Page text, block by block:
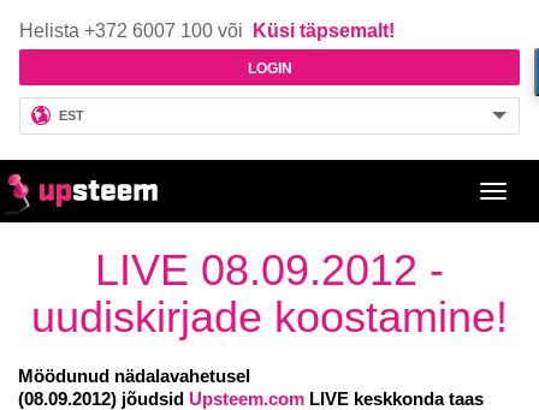
Helista +372 6007 100 või Küsi täpsemalt!
LOGIN
EST
LIVE 08.09.2012 -
uudiskirjade koostamine!
Möödunud nädalavahetusel
(08.09.2012) jõudsid Upsteem.com LIVE keskkonda taas